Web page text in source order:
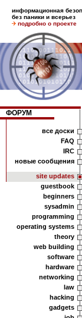
информационная
без паники и всерьез
подробно о проекте
ФОРУМ
все доски
FAQ
IRC
новые сообщения
site updates
guestbook
beginners
sysadmin
programming
operating systems
theory
web building
software
hardware
networking
law
hacking
gadgets